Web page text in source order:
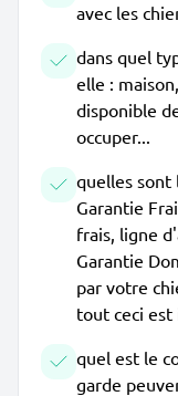
avec les
dans quel
elle :
disponible
occuper...
quelles sont
Garantie
frais, ligne
Garantie
par votre
tout ceci est
quel est le
garde